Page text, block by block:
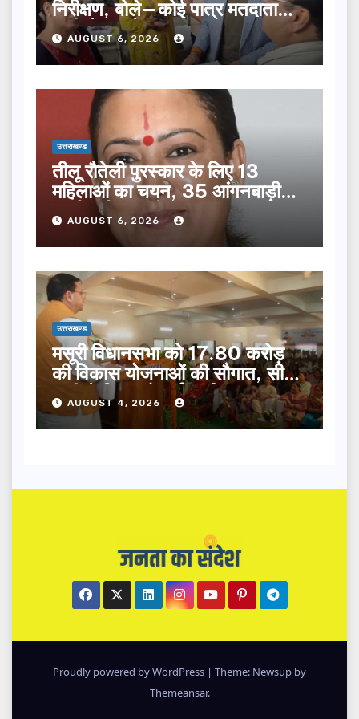
निरीक्षण, बोले—कोई पात्र मतदाता
सूची से न छूटे…
AUGUST 6, 2026
उत्तराखण्ड
तीलू रौतेली पुरस्कार के लिए 13
महिलाओं का चयन, 35 आंगनबाड़ी
कार्यकर्तियां भी होंगी सम्मानित…
AUGUST 6, 2026
उत्तराखण्ड
मसूरी विधानसभा को 17.80 करोड़
की विकास योजनाओं की सौगात, सीएम
धामी ने किया लोकार्पण-शिलान्यास.
AUGUST 4, 2026
Proudly powered by WordPress | Theme: Newsup by
Themeansar.